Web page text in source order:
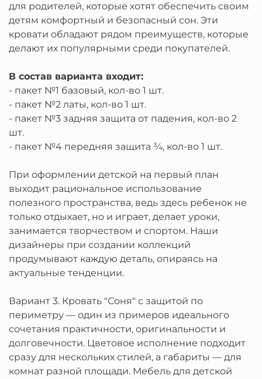
для родителей, которые хотят обеспечить своим
детям комфортный и безопасный сон. Эти
кровати обладают рядом преимуществ, которые
делают их популярными среди покупателей.
В состав варианта входит:
- пакет №1 базовый, кол-во 1 шт.
- пакет №2 латы, кол-во 1 шт.
- пакет №3 задняя защита от падения, кол-во 2
шт.
- пакет №4 передняя защита ¾, кол-во 1 шт.
При оформлении детской на первый план
выходит рациональное использование
полезного пространства, ведь здесь ребенок не
только отдыхает, но и играет, делает уроки,
занимается творчеством и спортом. Наши
дизайнеры при создании коллекций
продумывают каждую деталь, опираясь на
актуальные тенденции.
Вариант 3. Кровать "Соня" с защитой по
периметру — один из примеров идеального
сочетания практичности, оригинальности и
долговечности. Цветовое исполнение подходит
сразу для нескольких стилей, а габариты — для
комнат разной площади. Мебель для детской